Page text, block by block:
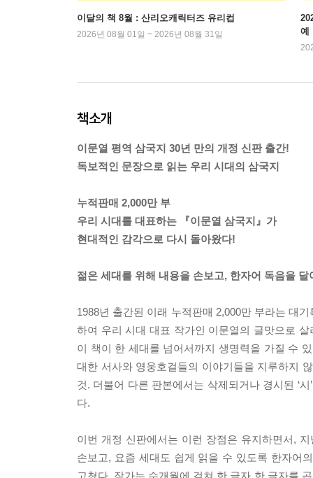
이달의 책 8월 : 산리오캐릭터즈 유리컵
2026년 08월 01일 ~ 2026년 08월 31일
예
책소개
이문열 평역 삼국지 30년 만의 개정 신판 출간!
독보적인 문장으로 읽는 우리 시대의 삼국지
누적판매 2,000만 부
우리 시대를 대표하는 『이문열 삼국지』가
현대적인 감각으로 다시 돌아왔다!
젊은 세대를 위해 내용을 손보고, 한자어 독음을
1988년 출간된 이래 누적판매 2,000만 부라는 대
하여 우리 시대 대표 작가인 이문열의 글맛으로
이 책이 한 세대를 넘어서까지 생명력을 가질 수
대한 서사와 영웅호걸들의 이야기들을 지루하지
것. 더불어 다른 판본에서는 삭제되거나 경시된 ‘
다.
이번 개정 신판에서는 이런 장점은 유지하면서,
손보고, 요즘 세대도 쉽게 읽을 수 있도록 한자어
고쳤다. 작가는 수개월에 걸쳐 한 글자 한 글자를